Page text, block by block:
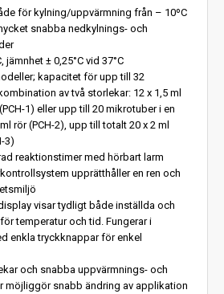
för kylning/uppvärmning från – 10ºC
snabba nedkylnings- och
jämnhet ± 0,25°C vid 37°C
kapacitet för upp till 32
av två storlekar: 12 x 1,5 ml
1) eller upp till 20 mikrotuber i en
rör (PCH-2), upp till totalt 20 x 2 ml
3)
reaktionstimer med hörbart larm
upprätthåller en ren och
visar tydligt både inställda och
temperatur och tid. Fungerar i
enkla tryckknappar för enkel
och snabba uppvärmnings- och
möjliggör snabb ändring av applikation